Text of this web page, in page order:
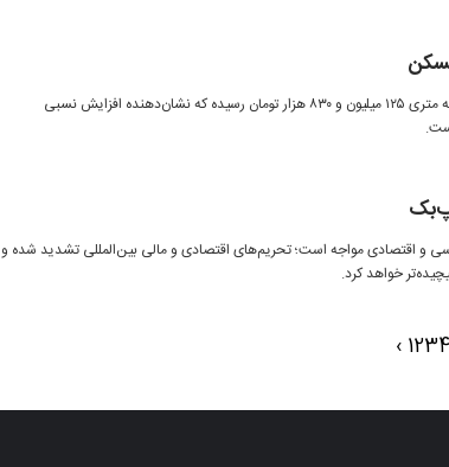
میانگین قیمت مسکن در تهران در شهریور ۱۴۰۴ به متری ۱۲۵ میلیون و ۸۳۰ هزار تومان رسیده که نشان‌دهنده افزایش نسبی
و اقتصادی مواجه است؛ تحریم‌های اقتصادی و مالی بین‌المللی تشدید شده و
خواهد کرد‌.
1234
›